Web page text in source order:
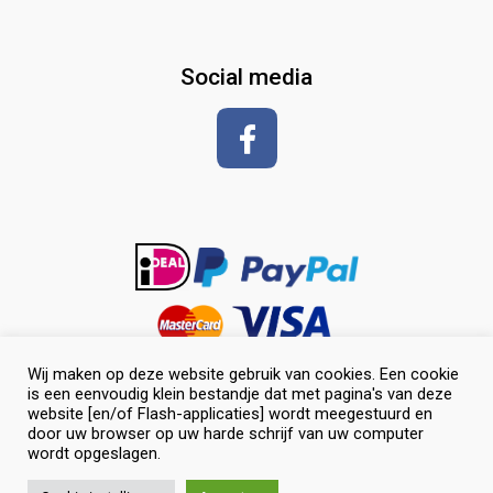
vlechten en toiletteren
Social media
Wij maken op deze website gebruik van cookies. Een cookie
is een eenvoudig klein bestandje dat met pagina's van deze
website [en/of Flash-applicaties] wordt meegestuurd en
door uw browser op uw harde schrijf van uw computer
wordt opgeslagen.